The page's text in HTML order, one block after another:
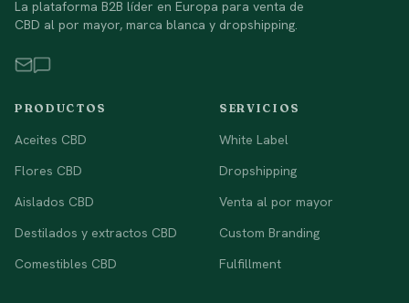
La plataforma B2B líder en Europa para venta de
CBD al por mayor, marca blanca y dropshipping.
PRODUCTOS
Aceites CBD
Flores CBD
Aislados CBD
Destilados y extractos CBD
Comestibles CBD
SERVICIOS
White Label
Dropshipping
Venta al por mayor
Custom Branding
Fulfillment